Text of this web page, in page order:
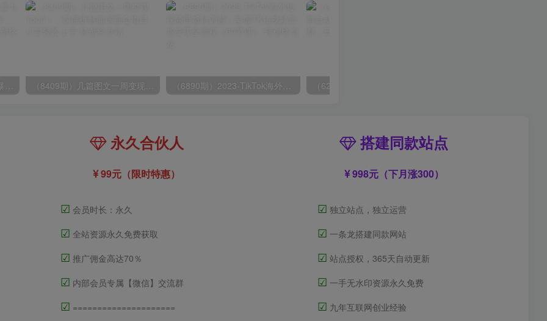
（9420期）最新短剧玩法，暴力变现日入1000+私域零成本操作，全程干货（附1400G短剧） （8409期）几篇图文一周变现1500＋，深度拆解面试掘金项目，小白轻松上手 （6890期）2023-TikTok海外短视频带货特训营，掌握TK短视频带货变现全流程（60节课）
永久合伙人
99元（限时特惠）
☑ 会员时长：永久
☑ 全站资源永久免费获取
☑ 推广佣金高达70％
☑ 内部会员专属【微信】交流群
☑ =====================
搭建同款站点
998元（下月涨300）
☑ 独立站点，独立运营
☑ 一条龙搭建同款网站
☑ 站点授权，365天自动更新
☑ 一手无水印资源永久免费
☑ 九年互联网创业经验